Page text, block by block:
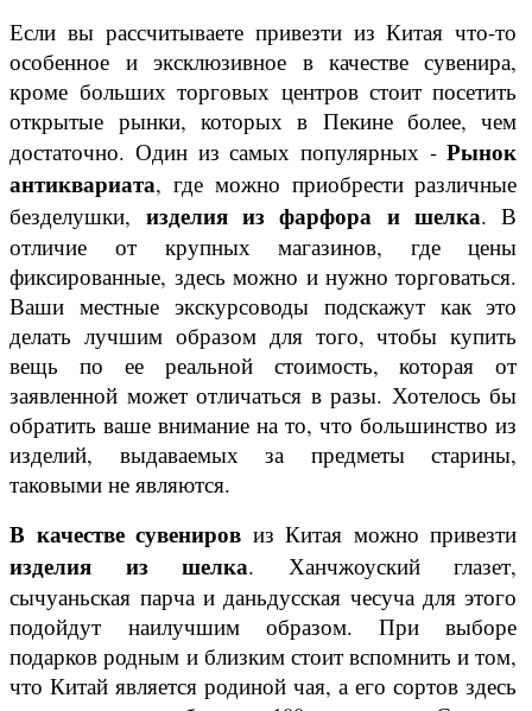
Если вы рассчитываете привезти из Китая что-то
особенное и эксклюзивное в качестве сувенира,
кроме больших торговых центров стоит посетить
открытые рынки, которых в Пекине более, чем
достаточно. Один из самых популярных -Рынок
антиквариата, где можно приобрести различные
безделушки, изделия из фарфора и шелка. В
отличие от крупных магазинов, где цены
фиксированные, здесь можно и нужно торговаться.
Ваши местные экскурсоводы подскажут как это
делать лучшим образом для того, чтобы купить
вещь по ее реальной стоимость, которая от
заявленной может отличаться в разы. Хотелось бы
обратить ваше внимание на то, что большинство из
изделий, выдаваемых за предметы старины,
таковыми не являются.
В качестве сувениров из Китая можно привезти
изделия из шелка. Ханчжоуский глазет,
сычуаньская парча и даньдусская чесуча для этого
подойдут наилучшим образом. При выборе
подарков родным и близким стоит вспомнить и том,
что Китай является родиной чая, а его сортов здесь